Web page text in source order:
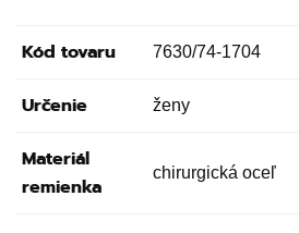
Kód tovaru 7630/74-1704
Určenie ženy
Materiál
remienka
chirurgická oceľ